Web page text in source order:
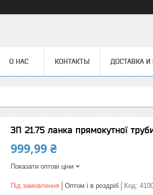
О НАС КОНТАКТЫ ДОСТАВКА И
ЗП 21.75 ланка прямокутної
999,99 ₴
Показати оптові ціни
Під замовлення Оптом і в роздріб Код: